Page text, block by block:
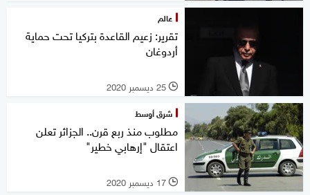
عالم
تقرير: زعيم القاعدة بتركيا تحت حماية
أردوغان
l 25 ديسمبر 2020
شرق أوسط
مطلوب منذ ربع قرن.. الجزائر تعلن
اعتقال "إرهابي خطير"
l 17 ديسمبر 2020